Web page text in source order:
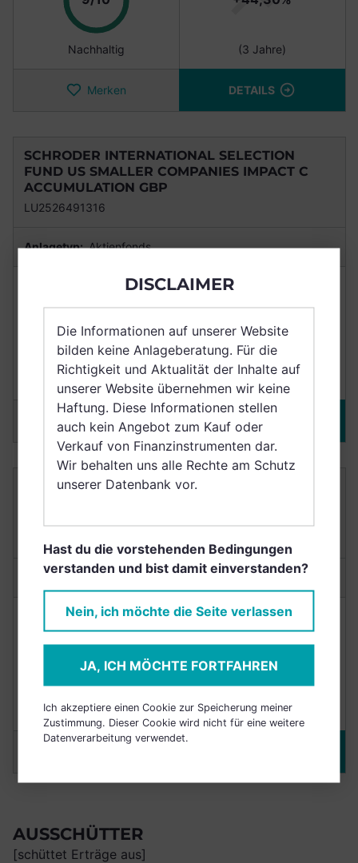
Nachhaltig (3 Jahre)
Merken DETAILS
SCHRODER INTERNATIONAL SELECTION
FUND US SMALLER COMPANIES IMPACT C
ACCUMULATION GBP
LU2526491316
Anlagetyp:Aktienfonds
NACHHALTIGKEIT
9/10Punkte
Nachhaltig
+38,08%
Merken DETAILS
SCHRODER INTERNATIONAL SELECTION
Anlagetyp:Aktienfonds
NACHHALTIGKEIT
9/10Punkte
Nachhaltig
RENDITE
+50,04%
(3 Jahre)
AUSSCHÜTTER
[schüttet Erträge aus]
DISCLAIMER
Die Informationen auf unserer Website
bilden keine Anlageberatung. Für die
Richtigkeit und Aktualität der Inhalte auf
unserer Website übernehmen wir keine
Haftung. Diese Informationen stellen
auch kein Angebot zum Kauf oder
Verkauf von Finanzinstrumenten dar.
Wir behalten uns alle Rechte am Schutz
unserer Datenbank vor.
Hast du die vorstehenden Bedingungen
verstanden und bist damit einverstanden?
Nein, ich möchte die Seite verlassen
JA, ICH MÖCHTE FORTFAHREN
Ich akzeptiere einen Cookie zur Speicherung meiner
Zustimmung. Dieser Cookie wird nicht für eine weitere
Datenverarbeitung verwendet.